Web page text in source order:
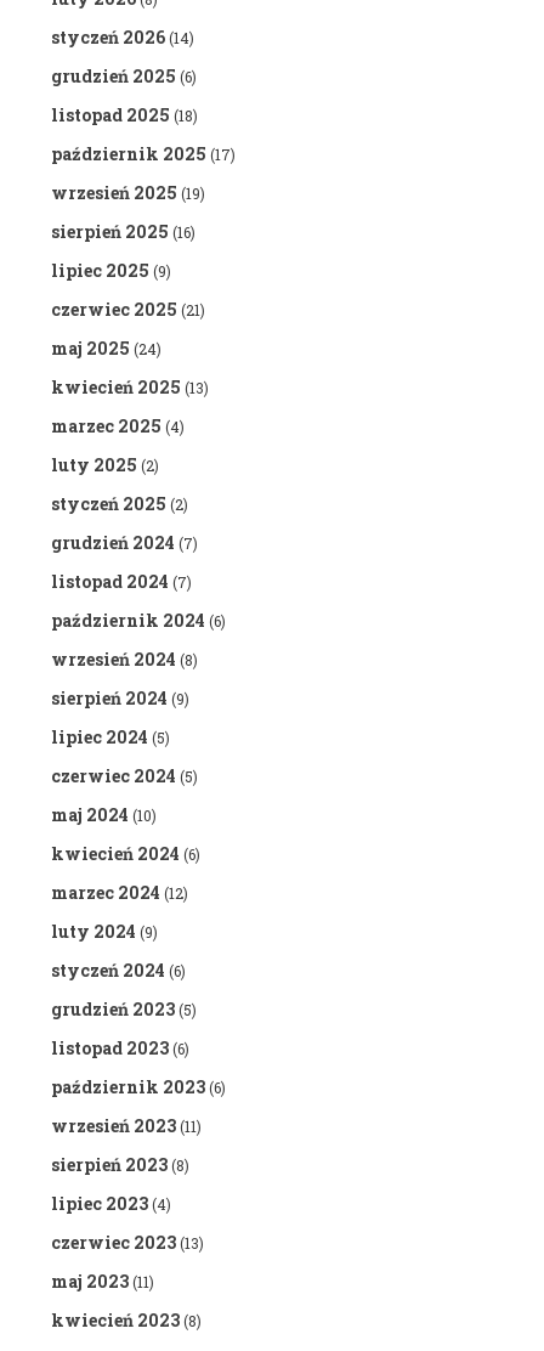
styczeń 2026(14)
grudzień 2025 (6)
listopad 2025 (18)
październik 2025 (17)
wrzesień 2025 (19)
sierpień 2025 (16)
lipiec 2025 (9)
czerwiec 2025 (21)
maj 2025 (24)
kwiecień 2025 (13)
marzec 2025 (4)
luty 2025 (2)
styczeń 2025 (2)
grudzień 2024 (7)
listopad 2024 (7)
październik 2024 (6)
wrzesień 2024 (8)
sierpień 2024 (9)
lipiec 2024 (5)
czerwiec 2024 (5)
maj 2024 (10)
kwiecień 2024 (6)
marzec 2024 (12)
luty 2024 (9)
styczeń 2024 (6)
grudzień 2023(5)
listopad 2023(6)
październik 2023(6)
wrzesień 2023(11)
sierpień 2023(8)
lipiec 2023(4)
czerwiec 2023(13)
maj 2023(11)
kwiecień 2023(8)